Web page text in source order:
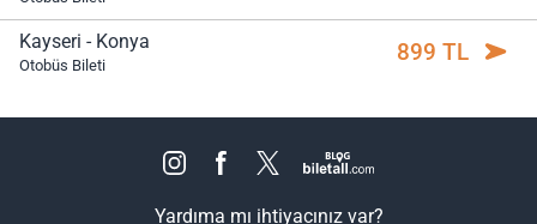
Kayseri - Konya
Otobüs Bileti 899 TL
Yardıma mı ihtiyacınız var?